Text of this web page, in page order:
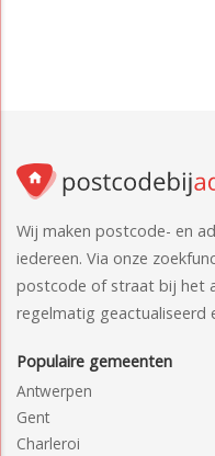
Wij maken postcode- en
iedereen. Via onze
postcode of straat bij het
regelmatig geactualiseerd
Populaire gemeenten
Antwerpen
Gent
Charleroi